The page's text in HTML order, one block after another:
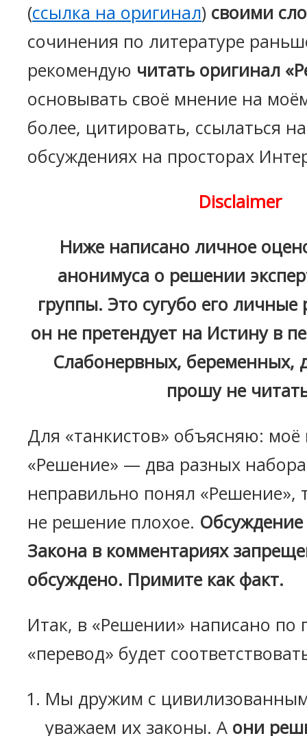
(ссылка на оригинал) своими
сочинения по литературе
рекомендую читать оригинал
основывать своё мнение на
более, цитировать, ссылаться
обсуждениях на просторах
Disclaimer
Ниже написано личное
анонимуса о решении
группы. Это сугубо его
он не претендует на Истину в
Слабонервных, беременных,
прошу не
Для «танкистов» объясняю:
«Решение» — два разных набора
неправильно понял «Решение»,
не решение плохое.
Закона в комментариях
обсуждено. Примите как факт.
Итак, в «Решении» написано по
«перевод» будет
Мы дружим с
уважаем их законы. А они